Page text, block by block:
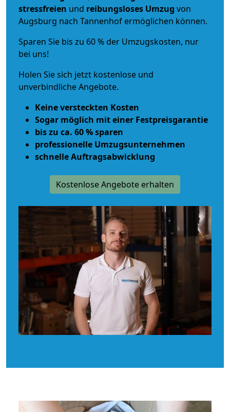
stressfreien und reibungsloses Umzug von
Augsburg nach Tannenhof ermöglichen können.
Sparen Sie bis zu 60 % der Umzugskosten, nur
bei uns!
Holen Sie sich jetzt kostenlose und
unverbindliche Angebote.
Keine versteckten Kosten
Sogar möglich mit einer Festpreisgarantie
bis zu ca. 60 % sparen
professionelle Umzugsunternehmen
schnelle Auftragsabwicklung
Kostenlose Angebote erhalten